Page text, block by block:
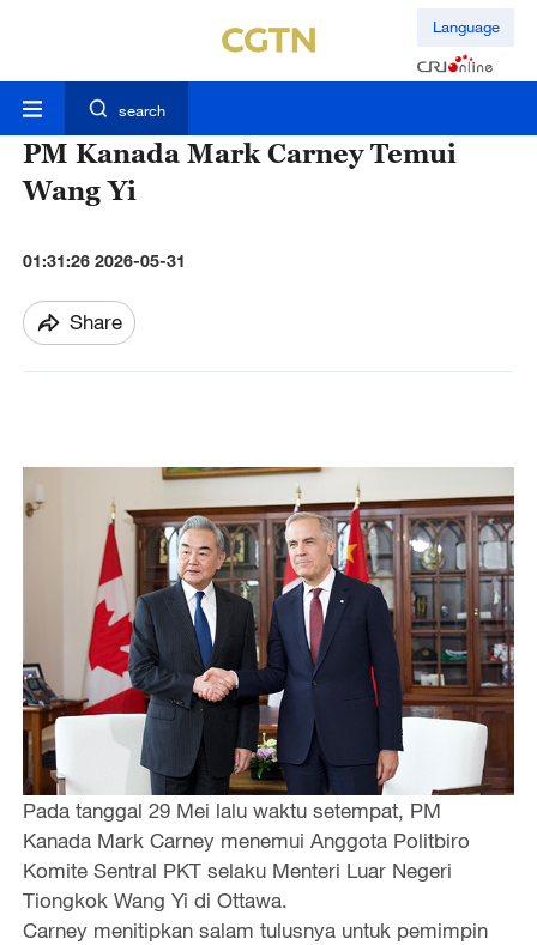
Language
search
PM Kanada Mark Carney Temui
Wang Yi
01:31:26 2026-05-31
Share
Pada tanggal 29 Mei lalu waktu setempat, PM
Kanada Mark Carney menemui Anggota Politbiro
Komite Sentral PKT selaku Menteri Luar Negeri
Tiongkok Wang Yi di Ottawa.
Carney menitipkan salam tulusnya untuk pemimpin